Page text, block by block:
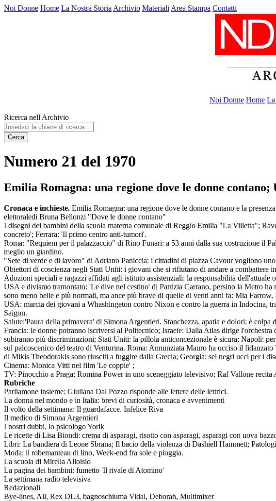
Noi Donne Home La Nostra Storia Archivio Materiali Area Stampa Contatti
Noi Donne Home La
Ricerca nell'Archivio
Cerca
Numero 21 del 1970
Emilia Romagna: una regione dove le donne
Cronaca e inchieste. Emilia Romagna: una regione dove le donne contano e la
elettoraledi Bruna Bellonzi "Dove le donne contano"
I disegni dei bambini della scuola materna comunale di Reggio Emilia "La Villetta";
concreto'; Ferrara: 'Il primo centro anti-tumori'.
Roma: "Requiem per il palazzaccio" di Rino Funari: a 53 anni dalla sua costruzione il
meglio un giardino.
"Sete di verde e di lavoro" di Adriano Paniccia: i cittadini di piazza Cavour vogliono
Obiettori di coscienza negli Stati Uniti: i giovani che si rifiutano di andare a
Adozioni speciali e ragazzi affidati agli istituto assistenziali: la responsabilità
USA e divismo tramontato: 'Le dive nel cestino' di Patrizia Carrano, persino la Metro
sono meno belle e più normali, ma ance più brave di quelle di venti anni fa: Mia
USA: marcia dei giovani a Whashingeton contro Nixon e contro la guerra in Indocina,
Saigon.
Salute:'Paura della primavera' di Simona Argentieri. Stanchezza, apatia e dolori: è colpa
Francia: le donne potranno iscriversi al Politecnico; Israele: Dalia Atlas dirige
subiranno più discriminazioni; Stati Uniti: la pillola anticoncezionale è sicura; Napoli:
sul palcoscenico del teatro di Venturina. Roma: Annunziata Mauro ha ucciso il
di Mikis Theodorakis sono riusciti a fuggire dalla Grecia; Georgia: sei negri ucci per i
Cinema: Monica Vitti nel film 'Le coppie' ;
TV: Pinocchio a Praga; Romina Power in uno sceneggiato televisivo; Raf Vallone
Rubriche
Parliamone insieme: Giuliana Dal Pozzo risponde alle lettere delle lettrici.
La donna nel mondo e in Italia: brevi di curiosità, cronaca e avvenimenti
Il volto della settimana: Il guardafacce. Infelice Riva
Il medico di Simona Argentieri
I nostri dubbi, lo psicologo Yorik
Le ricette di Lisa Biondi: crema di asparagi, risotto con asparagi, asparagi con uova
Libri: La bandiera di Leone Sbrana; Il bacio della violenza di Dashiell Hammett;
Moda: il robemanteau di lino, Week-end fra sole e pioggia.
La scuola di Mirella Alloisio
La pagina dei bambini: fumetto 'Il rivale di Atomino'
La settimana radio televisiva
Redazionali
Bye-lines, All, Rex DL3, bagnoschiuma Vidal, Deborah, Multimixer